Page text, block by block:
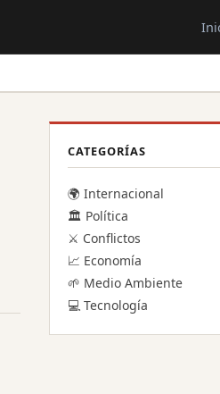
CATEGORÍAS
🌍 Internacional
🏛️ Política
⚔️ Conflictos
📈 Economía
🌱 Medio Ambiente
💻 Tecnología